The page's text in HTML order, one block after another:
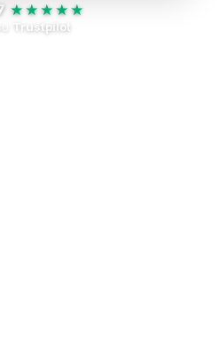
★★★★★
Trustpilot